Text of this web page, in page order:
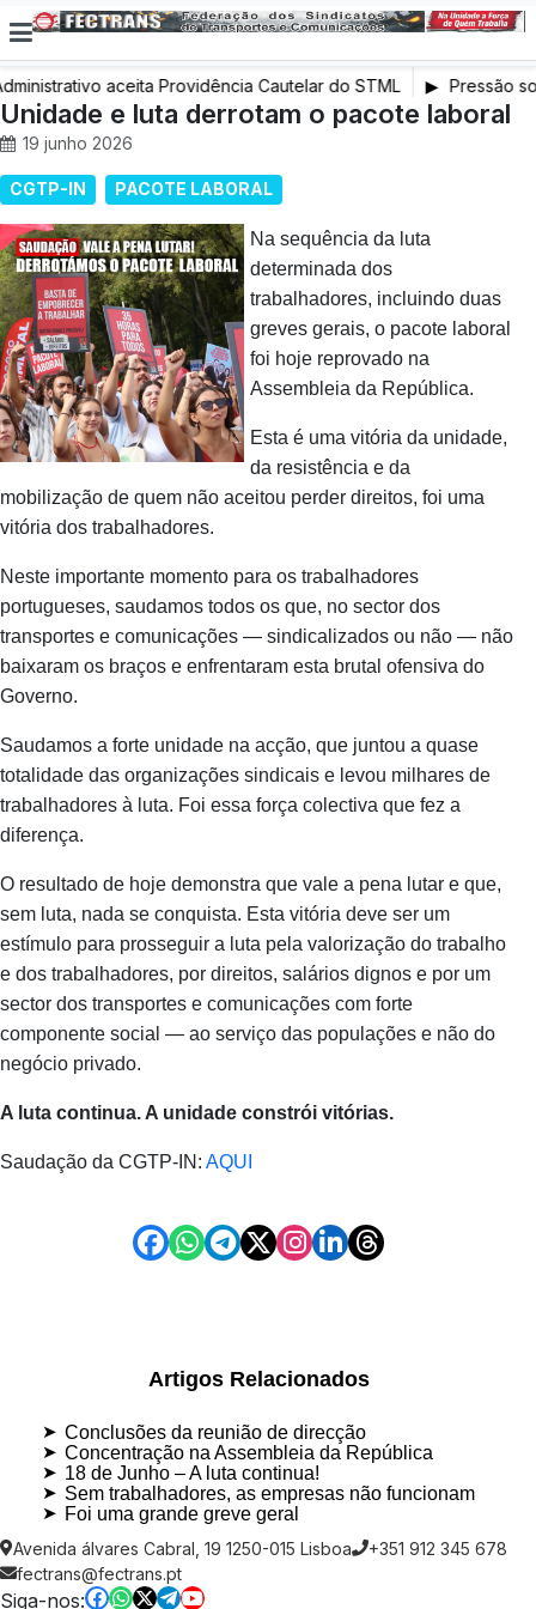
aceita Providência Cautelar do STML
Pressão
exige
Unidade e luta derrotam o pacote laboral
19 junho 2026
CGTP-IN PACOTE LABORAL
Na sequência da luta
determinada dos
trabalhadores, incluindo duas
greves gerais, o pacote laboral
foi hoje reprovado na
Assembleia da República.
Esta é uma vitória da unidade,
da resistência e da
mobilização de quem não aceitou perder direitos, foi uma
vitória dos trabalhadores.
Neste importante momento para os trabalhadores
portugueses, saudamos todos os que, no sector dos
transportes e comunicações — sindicalizados ou não — não
baixaram os braços e enfrentaram esta brutal ofensiva do
Governo.
Saudamos a forte unidade na acção, que juntou a quase
totalidade das organizações sindicais e levou milhares de
trabalhadores à luta. Foi essa força colectiva que fez a
diferença.
O resultado de hoje demonstra que vale a pena lutar e que,
sem luta, nada se conquista. Esta vitória deve ser um
estímulo para prosseguir a luta pela valorização do trabalho
e dos trabalhadores, por direitos, salários dignos e por um
sector dos transportes e comunicações com forte
componente social — ao serviço das populações e não do
negócio privado.
A luta continua. A unidade constrói vitórias.
Saudação da CGTP-IN: AQUI
Artigos Relacionados
Conclusões da reunião de direcção
Concentração na Assembleia da República
18 de Junho – A luta continua!
Sem trabalhadores, as empresas não funcionam
Foi uma grande greve geral
Avenida álvares Cabral, 19 1250-015 Lisboa
+351 912 345 678
fectrans@fectrans.pt
Siga-nos: